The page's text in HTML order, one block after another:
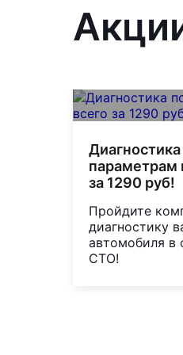
параметрам
за 1290 руб!
Пройдите
диагностику
автомобиля в
СТО!